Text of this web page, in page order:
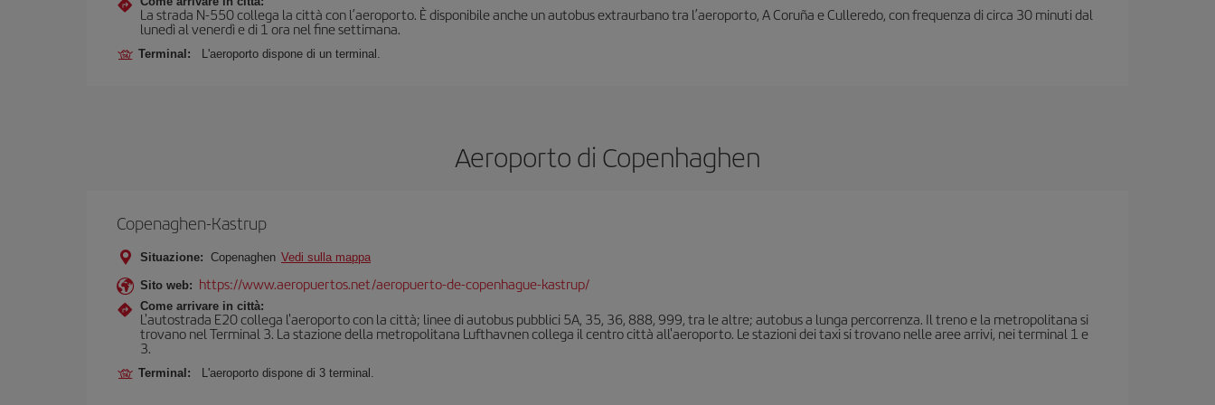
La strada N-550 collega la città con l’aeroporto. È disponibile anche un autobus extraurbano tra l’aeroporto, A Coruña e Culleredo, con frequenza di circa 30 minuti dal
lunedì al venerdì e di 1 ora nel fine settimana.
Terminal: L'aeroporto dispone di un terminal.
Aeroporto di Copenhaghen
Copenaghen-Kastrup
Situazione: Copenaghen Vedi sulla mappa
Sito web: https://www.aeropuertos.net/aeropuerto-de-copenhague-kastrup/
Come arrivare in città:
L'autostrada E20 collega l'aeroporto con la città; linee di autobus pubblici 5A, 35, 36, 888, 999, tra le altre; autobus a lunga percorrenza. Il treno e la metropolitana si
trovano nel Terminal 3. La stazione della metropolitana Lufthavnen collega il centro città all'aeroporto. Le stazioni dei taxi si trovano nelle aree arrivi, nei terminal 1 e
3.
Terminal: L'aeroporto dispone di 3 terminal.